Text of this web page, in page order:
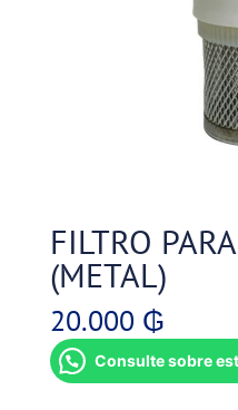
FILTRO
(METAL)
20.000 ₲
Consulte sobre